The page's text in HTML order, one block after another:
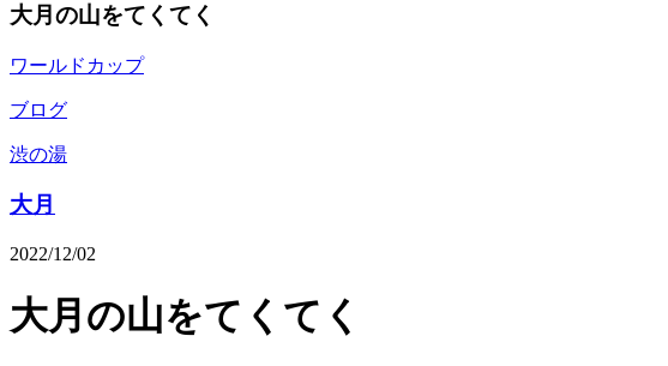
大月の山をてくてく
ワールドカップ
ブログ
渋の湯
大月
2022/12/02
大月の山をてくてく